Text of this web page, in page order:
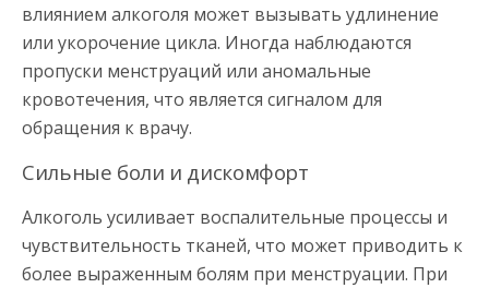
влиянием алкоголя может вызывать удлинение
или укорочение цикла. Иногда наблюдаются
пропуски менструаций или аномальные
кровотечения, что является сигналом для
обращения к врачу.
Сильные боли и дискомфорт
Алкоголь усиливает воспалительные процессы и
чувствительность тканей, что может приводить к
более выраженным болям при менструации. При